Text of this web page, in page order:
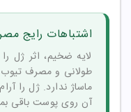
اشتباهات رایج
لایه ضخیم، اثر ژل
طولانی و مصرف تیوب
ماساژ ندارد. ژل را
آن روی پوست باقی